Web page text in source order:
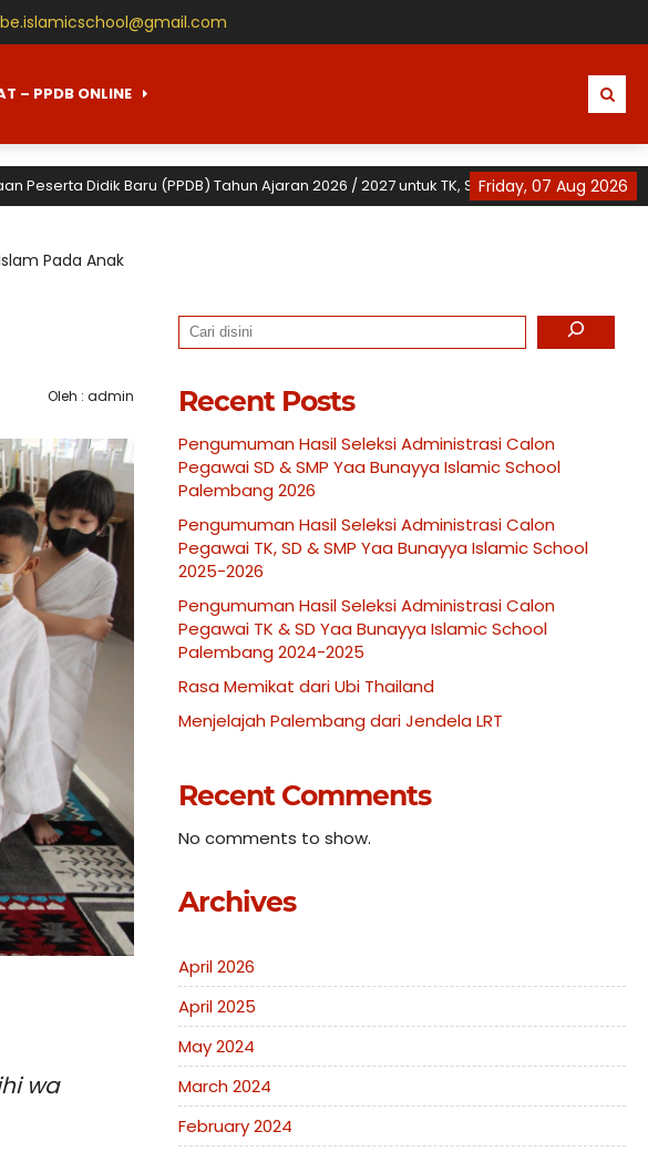
– PPDB ONLINE
Friday, 07 Aug 2026
Didik Baru (PPDB) Tahun Ajaran 2026 / 2027 untuk TK, SD dan SMP Yaa Bunayya
Pada Anak
Oleh : admin
wa
Search
Recent Posts
Pengumuman Hasil Seleksi Administrasi Calon
Pegawai SD & SMP Yaa Bunayya Islamic School
Palembang 2026
Pengumuman Hasil Seleksi Administrasi Calon
Pegawai TK, SD & SMP Yaa Bunayya Islamic School
2025-2026
Pengumuman Hasil Seleksi Administrasi Calon
Pegawai TK & SD Yaa Bunayya Islamic School
Palembang 2024-2025
Rasa Memikat dari Ubi Thailand
Menjelajah Palembang dari Jendela LRT
Recent Comments
No comments to show.
Archives
April 2026
April 2025
May 2024
March 2024
February 2024